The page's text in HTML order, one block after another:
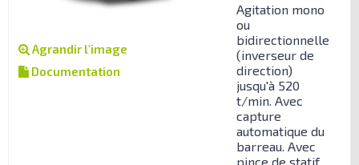
Agrandir l'image
Documentation
Agitation mono
ou
bidirectionnelle
(inverseur de
direction)
jusqu'à 520
t/min. Avec
capture
automatique du
barreau. Avec
pince de statif